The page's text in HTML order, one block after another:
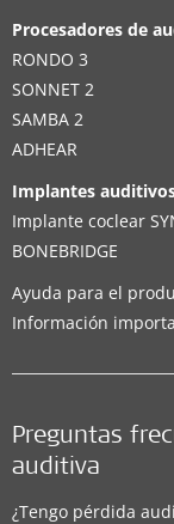
Procesadores de
RONDO 3
SONNET 2
SAMBA 2
ADHEAR
Implantes
Implante coclear
BONEBRIDGE
Ayuda para el
Información
Preguntas
auditiva
¿Tengo pérdida